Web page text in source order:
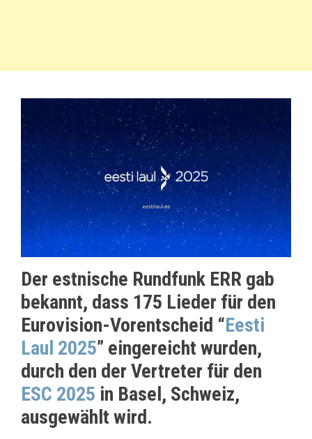
Der estnische Rundfunk ERR gab
bekannt, dass 175 Lieder für den
Eurovision-Vorentscheid “Eesti
Laul 2025” eingereicht wurden,
durch den der Vertreter für den
ESC 2025 in Basel, Schweiz,
ausgewählt wird.